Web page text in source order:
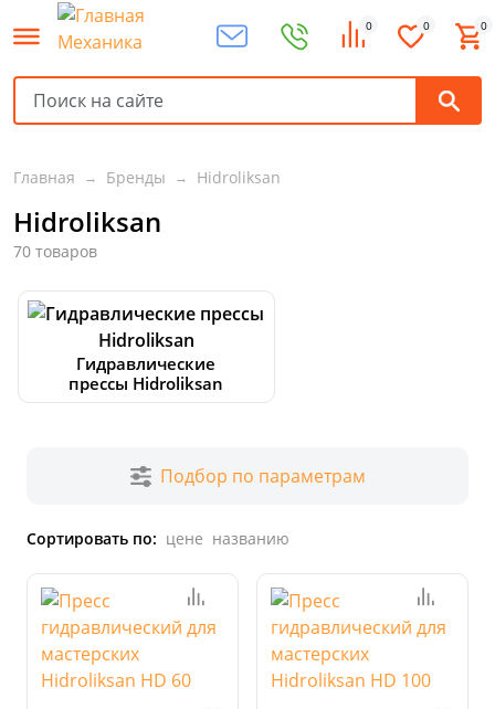
0 0 0
Главная Бренды Hidroliksan
Hidroliksan
70 товаров
Гидравлические
прессы Hidroliksan
Подбор по параметрам
Сортировать по: цене названию